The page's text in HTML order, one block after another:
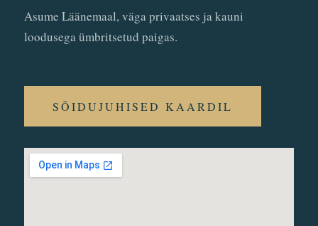
Asume Läänemaal, väga privaatses ja kauni
loodusega ümbritsetud paigas.
SÕIDUJUHISED KAARDIL